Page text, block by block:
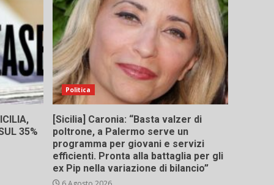
35%
Politica
[Sicilia] Caronia: “Basta valzer di
poltrone, a Palermo serve un
programma per giovani e servizi
efficienti. Pronta alla battaglia per gli
ex Pip nella variazione di bilancio”